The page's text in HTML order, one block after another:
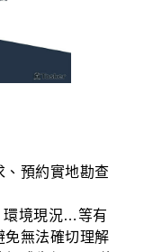
預約實地勘查
環境現況…等有
免無法確切理解